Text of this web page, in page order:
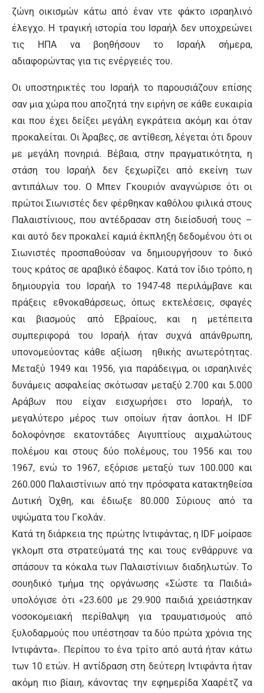
ζώνη οικισμών κάτω από έναν ντε φάκτο ισραηλινό
έλεγχο. Η τραγική ιστορία του Ισραήλ δεν υποχρεώνει
τις ΗΠΑ να βοηθήσουν το Ισραήλ σήμερα,
αδιαφορώντας για τις ενέργειές του.
Οι υποστηρικτές του Ισραήλ το παρουσιάζουν επίσης
σαν μια χώρα που αποζητά την ειρήνη σε κάθε ευκαιρία
και που έχει δείξει μεγάλη εγκράτεια ακόμη και όταν
προκαλείται. Οι Άραβες, σε αντίθεση, λέγεται ότι δρουν
με μεγάλη πονηριά. Βέβαια, στην πραγματικότητα, η
στάση του Ισραήλ δεν ξεχωρίζει από εκείνη των
αντιπάλων του. Ο Μπεν Γκουριόν αναγνώρισε ότι οι
πρώτοι Σιωνιστές δεν φέρθηκαν καθόλου φιλικά στους
Παλαιστίνιους, που αντέδρασαν στη διείσδυσή τους –
και αυτό δεν προκαλεί καμιά έκπληξη δεδομένου ότι οι
Σιωνιστές προσπαθούσαν να δημιουργήσουν το δικό
τους κράτος σε αραβικό έδαφος. Κατά τον ίδιο τρόπο, η
δημιουργία του Ισραήλ το 1947-48 περιλάμβανε και
πράξεις εθνοκαθάρσεως, όπως εκτελέσεις, σφαγές
και βιασμούς από Εβραίους, και η μετέπειτα
συμπεριφορά του Ισραήλ ήταν συχνά απάνθρωπη,
υπονομεύοντας κάθε αξίωση ηθικής ανωτερότητας.
Μεταξύ 1949 και 1956, για παράδειγμα, οι ισραηλινές
δυνάμεις ασφαλείας σκότωσαν μεταξύ 2.700 και 5.000
Αράβων που είχαν εισχωρήσει στο Ισραήλ, το
μεγαλύτερο μέρος των οποίων ήταν άοπλοι. Η IDF
δολοφόνησε εκατοντάδες Αιγυπτίους αιχμαλώτους
πολέμου και στους δύο πολέμους, του 1956 και του
1967, ενώ το 1967, εξόρισε μεταξύ των 100.000 και
260.000 Παλαιστίνιων από την πρόσφατα κατακτηθείσα
Δυτική Όχθη, και έδιωξε 80.000 Σύριους από τα
υψώματα του Γκολάν.
Κατά τη διάρκεια της πρώτης Ιντιφάντας, η IDF μοίρασε
γκλομπ στα στρατεύματά της και τους ενθάρρυνε να
σπάσουν τα κόκαλα των Παλαιστίνιων διαδηλωτών. Το
σουηδικό τμήμα της οργάνωσης «Σώστε τα Παιδιά»
υπολόγισε ότι «23.600 με 29.900 παιδιά χρειάστηκαν
νοσοκομειακή περίθαλψη για τραυματισμούς από
ξυλοδαρμούς που υπέστησαν τα δύο πρώτα χρόνια της
Ιντιφάντα». Περίπου το ένα τρίτο από αυτά ήταν κάτω
των 10 ετών. Η αντίδραση στη δεύτερη Ιντιφάντα ήταν
ακόμη πιο βίαιη, κάνοντας την εφημερίδα Χααρέτζ να